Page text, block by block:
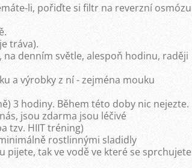
li, pořiďte si filtr na reverzní osmózu
tráva).
na denním světle, alespoň hodinu, raději
a výrobky z ní - zejména mouku
3 hodiny. Během této doby nic nejezte.
jsou zdarma jsou léčivé
tzv. HIIT tréning)
rostlinnými sladidly
pijete, tak ve vodě ve které se sprchujete